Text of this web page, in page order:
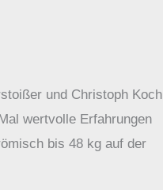
und Christoph Koch
wertvolle Erfahrungen
bis 48 kg auf der